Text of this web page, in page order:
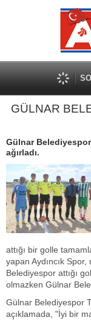
GÜLNAR
Gülnar
ağırladı.
attığı bir golle
yapan Aydıncık
Belediyespor attığı
olmazken Gülnar
Gülnar Belediyespor
açıklamada, "İyi bir